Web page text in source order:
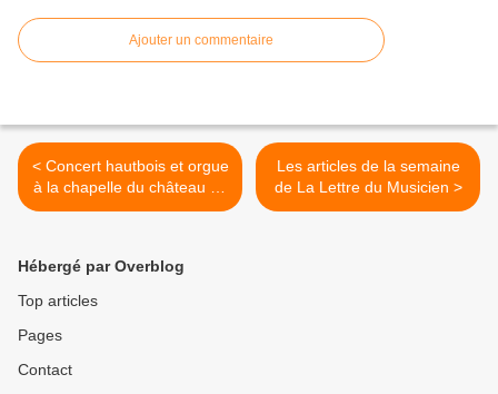
Ajouter un commentaire
< Concert hautbois et orgue
à la chapelle du château de
Fontainebleau
Les articles de la semaine
de La Lettre du Musicien >
Hébergé par Overblog
Top articles
Pages
Contact